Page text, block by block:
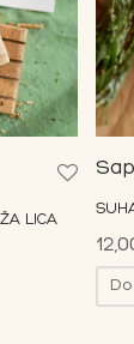
LICA